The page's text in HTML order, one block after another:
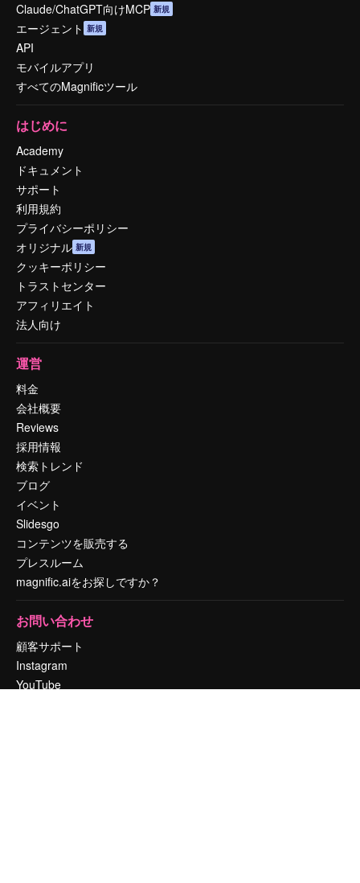
Claude/ChatGPT向けMCP 新規
エージェント 新規
API
モバイルアプリ
すべてのMagnificツール
はじめに
Academy
ドキュメント
サポート
利用規約
プライバシーポリシー
オリジナル 新規
クッキーポリシー
トラストセンター
アフィリエイト
法人向け
運営
料金
会社概要
Reviews
採用情報
検索トレンド
ブログ
イベント
Slidesgo
コンテンツを販売する
プレスルーム
magnific.aiをお探しですか？
お問い合わせ
顧客サポート
Instagram
YouTube